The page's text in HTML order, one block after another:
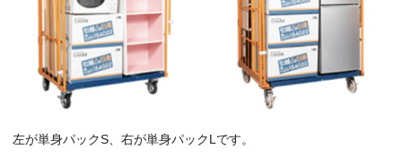
左が単身パックS、右が単身パックLです。